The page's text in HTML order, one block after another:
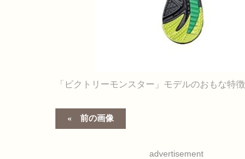
「ビクトリーモンスター」モデルのおもな特徴
前の画像
advertisement